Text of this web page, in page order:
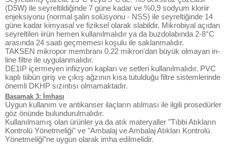
(D5W) ile seyreltildiğinde 7 güne kadar ve %0,9 sodyum kloriir
enjeksiyonu (normal şalin solüsyonu - NSS) ile seyreltiğinde 14
güne kadar kimyasal ve fiziksel olarak slabildir. Mikrobiyal açıdan
seyreltilen iirün hemen kullanılmalıdır ya da buzdolabında 2-8°C
arasında 24 saati geçmemesi koşulu ile saklanmalıdır.
TAKSEN mikropor membranı 0.22 mikron'dan büyük olmayan in-
line filtre ile uygulanmalıdır.
DE1IP içermeyen infiizyon kapları ve setleri kullanılmalıdır. PVC
kaplı tiibün giriş ve çıkış ağzının kısa tutulduğu filtre sistemlerinde
önemli DKHP sızıntısı olmamaktadır.
Basamak 3: İmhası
Uygun kullanım ve antikanser ilaçların atılması ile ilgili prosedürler
göz önünde bulundurulmalıdır.
Kullanılmamış olan ürünler ya da atık materyaller "Tıbbi Atıkların
Kontrolü Yönetmeliği" ve "Ambalaj ve Ambalaj Atıkları Kontrolü
Yönetmeliği”ne uygun olarak imha edilmelidir.